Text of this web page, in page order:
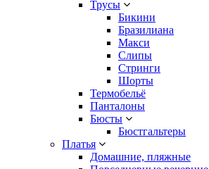
Трусы
Бикини
Бразилиана
Макси
Слипы
Стринги
Шорты
Термобельё
Панталоны
Бюсты
Бюстгальтеры
Платья
Домашние, пляжные